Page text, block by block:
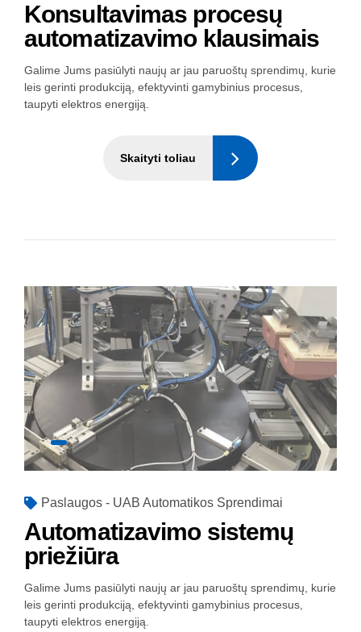
Konsultavimas procesų
automatizavimo klausimais
Galime Jums pasiūlyti naujų ar jau paruoštų sprendimų, kurie
leis gerinti produkciją, efektyvinti gamybinius procesus,
taupyti elektros energiją.
Skaityti toliau
Paslaugos - UAB Automatikos Sprendimai
Automatizavimo sistemų
priežiūra
Galime Jums pasiūlyti naujų ar jau paruoštų sprendimų, kurie
leis gerinti produkciją, efektyvinti gamybinius procesus,
taupyti elektros energiją.